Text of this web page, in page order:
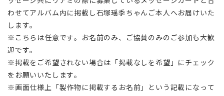
わせてアルバム内に掲載し石塚瑶季ちゃんご本人へお届けいた
します。
※こちらは任意です。お名前のみ、ご協賛のみのご参加も大歓
迎です。
※掲載をご希望されない場合は「掲載なしを希望」にチェック
をお願いいたします。
※画面仕様上「製作物に掲載するお名前」という記載になって